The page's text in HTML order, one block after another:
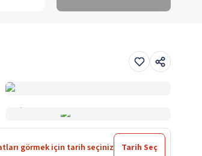
görmek için tarih seçiniz Tarih Seç